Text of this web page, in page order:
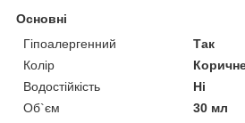
Основні
Гіпоалергенний
Так
Колір
Водостійкість
Ні
Об`єм
30 мл